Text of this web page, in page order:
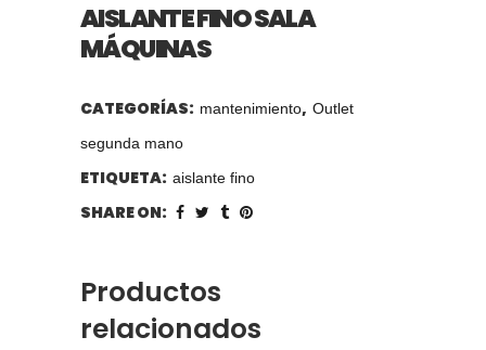
AISLANTE FINO SALA
MÁQUINAS
CATEGORÍAS: mantenimiento, Outlet
segunda mano
ETIQUETA: aislante fino
SHARE ON:
Productos
relacionados